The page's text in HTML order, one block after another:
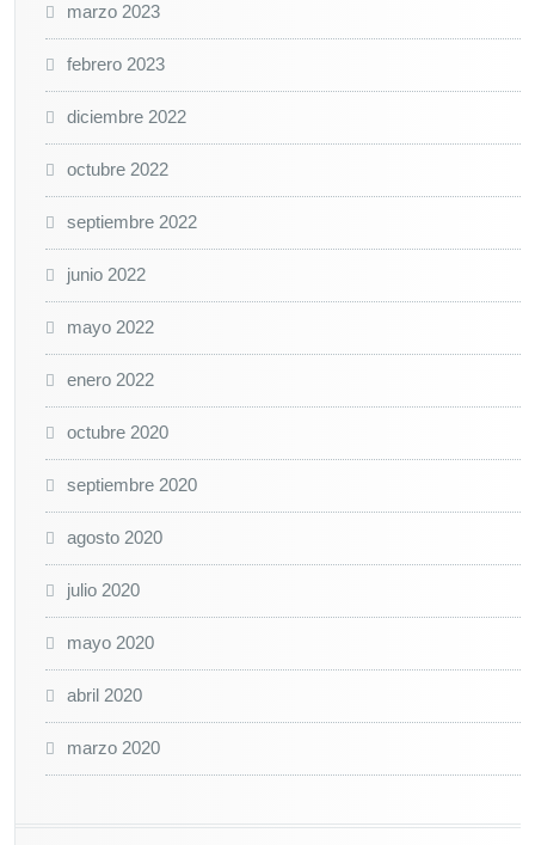
marzo 2023
febrero 2023
diciembre 2022
octubre 2022
septiembre 2022
junio 2022
mayo 2022
enero 2022
octubre 2020
septiembre 2020
agosto 2020
julio 2020
mayo 2020
abril 2020
marzo 2020